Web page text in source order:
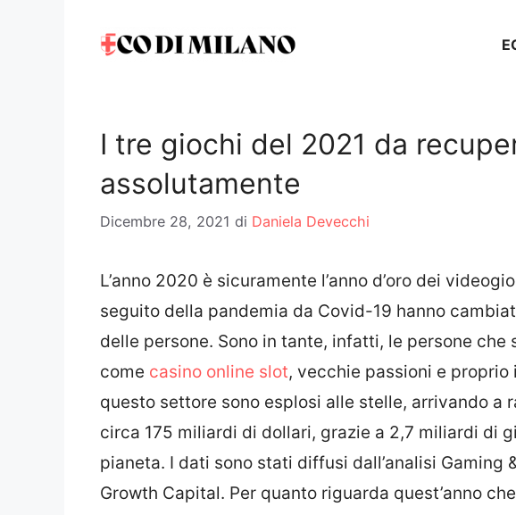
I tre giochi del 2021 da
assolutamente
Dicembre 28, 2021 di Daniela Devecchi
L’anno 2020 è sicuramente l’anno d’oro dei
seguito della pandemia da Covid-19 hanno
delle persone. Sono in tante, infatti, le persone che
come casino online slot, vecchie passioni e
questo settore sono esplosi alle stelle, arrivando a
circa 175 miliardi di dollari, grazie a 2,7 miliardi di
pianeta. I dati sono stati diffusi dall’analisi Gaming
Growth Capital. Per quanto riguarda quest’anno